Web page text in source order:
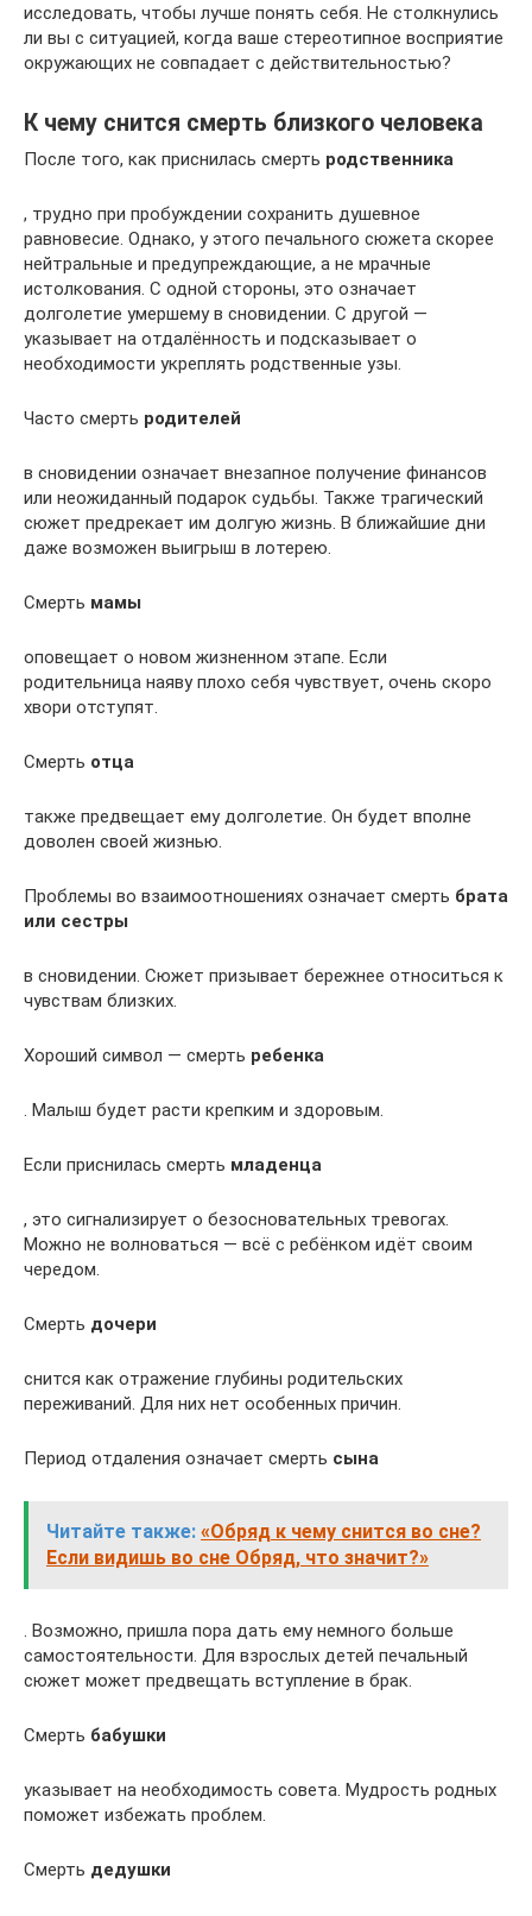
исследовать, чтобы лучше понять себя. Не столкнулись
ли вы с ситуацией, когда ваше стереотипное восприятие
окружающих не совпадает с действительностью?
К чему снится смерть близкого человека
После того, как приснилась смерть родственника
, трудно при пробуждении сохранить душевное
равновесие. Однако, у этого печального сюжета скорее
нейтральные и предупреждающие, а не мрачные
истолкования. С одной стороны, это означает
долголетие умершему в сновидении. С другой —
указывает на отдалённость и подсказывает о
необходимости укреплять родственные узы.
Часто смерть родителей
в сновидении означает внезапное получение финансов
или неожиданный подарок судьбы. Также трагический
сюжет предрекает им долгую жизнь. В ближайшие дни
даже возможен выигрыш в лотерею.
Смерть мамы
оповещает о новом жизненном этапе. Если
родительница наяву плохо себя чувствует, очень скоро
хвори отступят.
Смерть отца
также предвещает ему долголетие. Он будет вполне
доволен своей жизнью.
Проблемы во взаимоотношениях означает смерть брата
или сестры
в сновидении. Сюжет призывает бережнее относиться к
чувствам близких.
Хороший символ — смерть ребенка
. Малыш будет расти крепким и здоровым.
Если приснилась смерть младенца
, это сигнализирует о безосновательных тревогах.
Можно не волноваться — всё с ребёнком идёт своим
чередом.
Смерть дочери
снится как отражение глубины родительских
переживаний. Для них нет особенных причин.
Период отдаления означает смерть сына
Читайте также: «Обряд к чему снится во сне?
Если видишь во сне Обряд, что значит?»
. Возможно, пришла пора дать ему немного больше
самостоятельности. Для взрослых детей печальный
сюжет может предвещать вступление в брак.
Смерть бабушки
указывает на необходимость совета. Мудрость родных
поможет избежать проблем.
Смерть дедушки